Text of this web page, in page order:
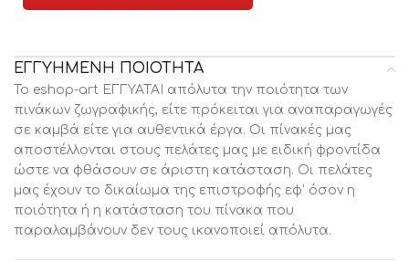
ΕΓΓΥΗΜΕΝΗ ΠΟΙΟΤΗΤΑ
Το eshop-art ΕΓΓΥΑΤΑΙ απόλυτα την ποιότητα των
πινάκων ζωγραφικής, είτε πρόκειται για αναπαραγωγές
σε καμβά είτε για αυθεντικά έργα. Οι πίνακές μας
αποστέλλονται στους πελάτες μας με ειδική φροντίδα
ώστε να φθάσουν σε άριστη κατάσταση. Οι πελάτες
μας έχουν το δικαίωμα της επιστροφής εφ’ όσον η
ποιότητα ή η κατάσταση του πίνακα που
παραλαμβάνουν δεν τους ικανοποιεί απόλυτα.